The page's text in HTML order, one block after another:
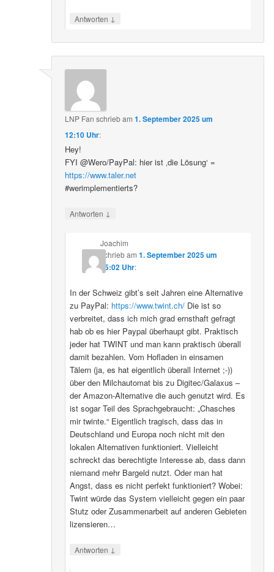
Antworten ↓
LNP Fan schriebam1. September 2025 um
12:10 Uhr:
Hey!
FYI @Wero/PayPal: hier ist ‚die Lösung‘ =
https://www.taler.net
#werimplementierts?
Antworten ↓
Joachim
schriebam 1. September 2025 um
15:02 Uhr:
In der Schweiz gibt’s seit Jahren eine Alternative
zu PayPal: https://www.twint.ch/Die ist so
verbreitet, dass ich mich grad ernsthaft gefragt
hab ob es hier Paypal überhaupt gibt. Praktisch
jeder hat TWINT und man kann praktisch überall
damit bezahlen. Vom Hofladen in einsamen
Tälern (ja, es hat eigentlich überall Internet ;-))
über den Milchautomat bis zu Digitec/Galaxus –
der Amazon-Alternative die auch genutzt wird. Es
ist sogar Teil des Sprachgebraucht: „Chasches
mir twinte.“ Eigentlich tragisch, dass das in
Deutschland und Europa noch nicht mit den
lokalen Alternativen funktioniert. Vielleicht
schreckt das berechtigte Interesse ab, dass dann
niemand mehr Bargeld nutzt. Oder man hat
Angst, dass es nicht perfekt funktioniert? Wobei:
Twint würde das System vielleicht gegen ein paar
Stutz oder Zusammenarbeit auf anderen Gebieten
lizensieren…
Antworten ↓